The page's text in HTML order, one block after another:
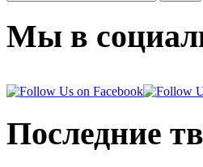
Мы в
Последние